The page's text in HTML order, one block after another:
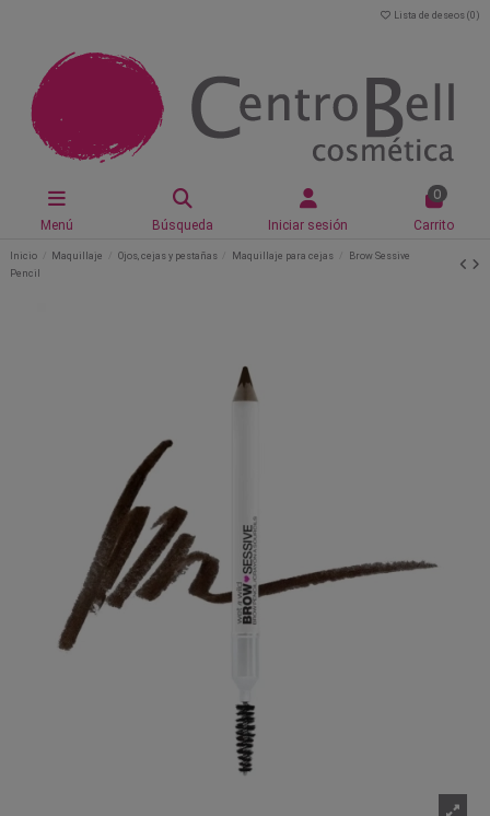
Lista de deseos (0 )
Menú Búsqueda Iniciar sesión
0
Carrito
Inicio Maquillaje Ojos, cejas y pestañas Maquillaje para cejas
Brow Sessive
Pencil